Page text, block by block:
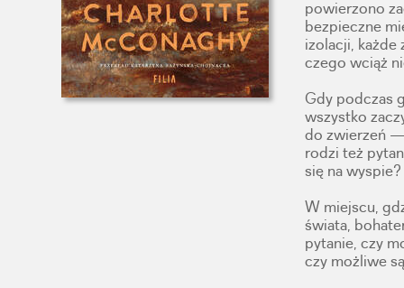
powierzono
bezpieczne
izolacji,
czego wciąż
Gdy podczas
wszystko
do zwierzeń
rodzi też
się na wyspie?
W miejscu,
świata,
pytanie, czy
czy możliwe